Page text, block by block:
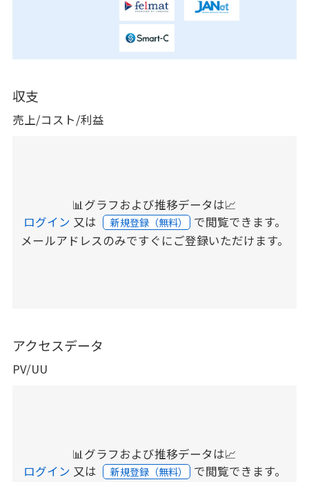
収支
売上/コスト/利益
📊グラフおよび推移データは📈
ログイン 又は 新規登録（無料） で閲覧できます。
メールアドレスのみですぐにご登録いただけます。
アクセスデータ
PV/UU
📊グラフおよび推移データは📈
ログイン 又は 新規登録（無料） で閲覧できます。